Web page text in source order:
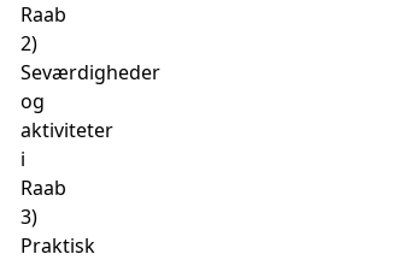
Raab
2)
Seværdigheder
og
aktiviteter
i
Raab
3)
Praktisk